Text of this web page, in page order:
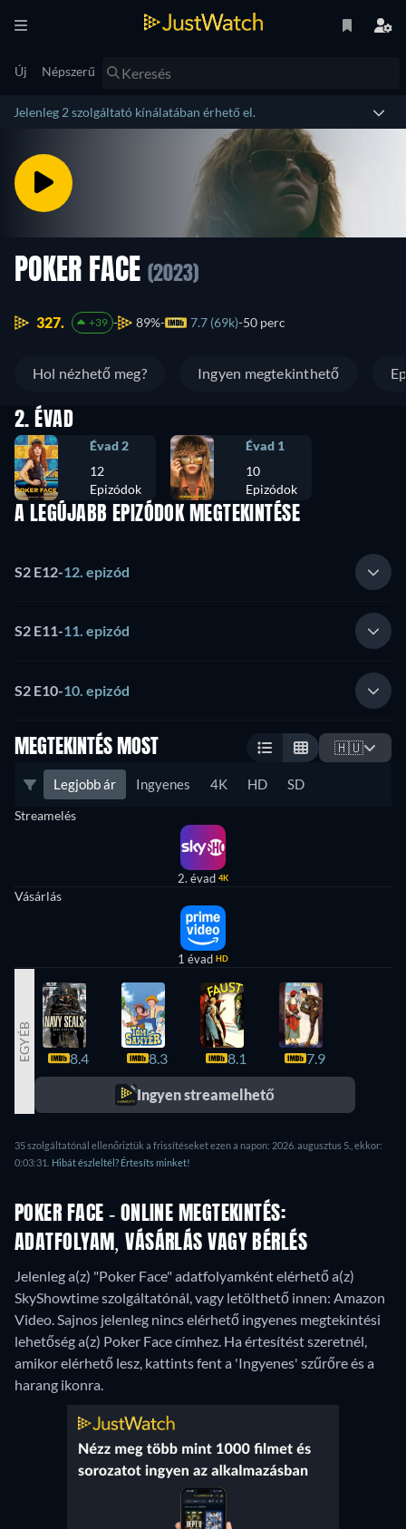
Új Népszerű
Jelenleg 2 szolgáltató kínálatában érhető el.
POKER FACE (2023)
327. +39 89% 7.7 (69k) 50 perc
Hol nézhető meg? Ingyen megtekinthető
2. ÉVAD
Évad 2
12
Epizódok
Évad 1
10
Epizódok
A LEGÚJABB EPIZÓDOK MEGTEKINTÉSE
S2 E12-12. epizód
S2 E11-11. epizód
S2 E10-10. epizód
MEGTEKINTÉS MOST 🇭🇺
Legjobb ár Ingyenes 4K HD SD
Streamelés
2. évad 4K
Vásárlás
1 évad HD
EGYÉB 8.4 8.3 8.1 7.9
Ingyen streamelhető
35 szolgáltatónál ellenőriztük a frissítéseket ezen a napon: 2026. augusztus 5., ekkor:
0:03:31. Hibát észleltél? Értesíts minket!
POKER FACE - ONLINE MEGTEKINTÉS:
ADATFOLYAM, VÁSÁRLÁS VAGY BÉRLÉS
Jelenleg a(z) "Poker Face" adatfolyamként elérhető a(z)
SkyShowtime szolgáltatónál, vagy letölthető innen: Amazon
Video.Sajnos jelenleg nincs elérhető ingyenes megtekintési
lehetőség a(z) Poker Face címhez. Ha értesítést szeretnél,
amikor elérhető lesz, kattints fent a 'Ingyenes' szűrőre és a
harang ikonra.